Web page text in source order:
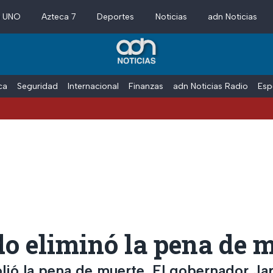
Azteca 7 Deportes Noticias adn Noticias
Seguridad Internacional Finanzas adn Noticias Radio
eliminó la pena de